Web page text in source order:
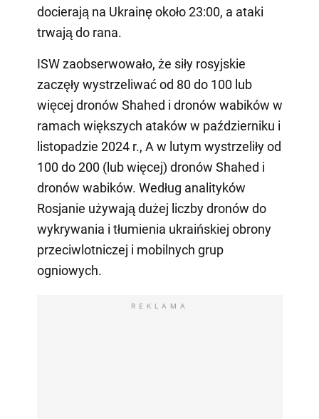
docierają na Ukrainę około 23:00, a ataki
trwają do rana.
ISW zaobserwowało, że siły rosyjskie
zaczęły wystrzeliwać od 80 do 100 lub
więcej dronów Shahed i dronów wabików w
ramach większych ataków w październiku i
listopadzie 2024 r., A w lutym wystrzeliły od
100 do 200 (lub więcej) dronów Shahed i
dronów wabików. Według analityków
Rosjanie używają dużej liczby dronów do
wykrywania i tłumienia ukraińskiej obrony
przeciwlotniczej i mobilnych grup
ogniowych.
REKLAMA